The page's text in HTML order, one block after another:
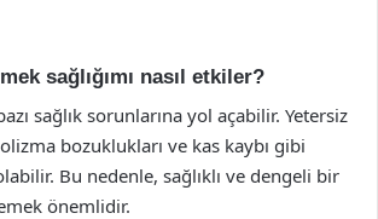
sağlığımı nasıl etkiler?
sağlık sorunlarına yol açabilir. Yetersiz
bozuklukları ve kas kaybı gibi
Bu nedenle, sağlıklı ve dengeli bir
önemlidir.